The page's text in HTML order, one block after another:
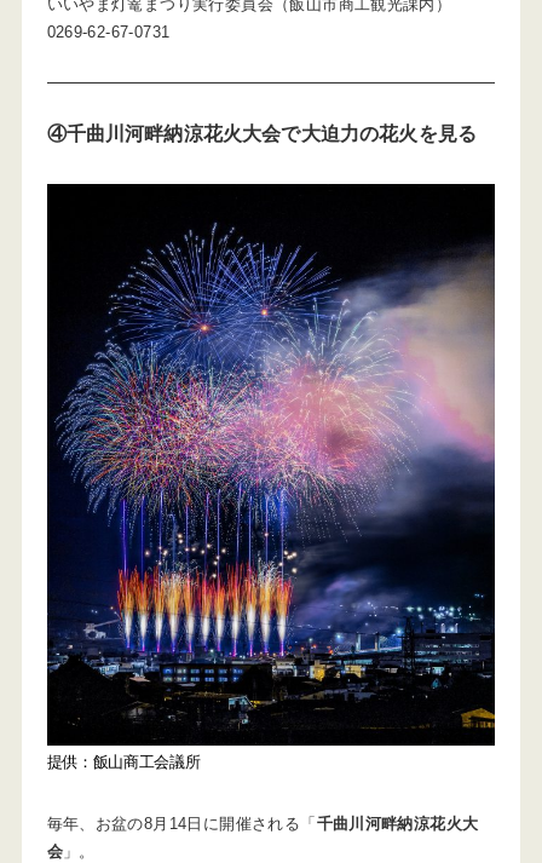
いいやま灯篭まつり実行委員会（飯山市商工観光課内）
0269-62-67-0731
④千曲川河畔納涼花火大会で大迫力の花火を見る
提供：飯山商工会議所
毎年、お盆の8月14日に開催される「 千曲川河畔納涼花火大
会」。